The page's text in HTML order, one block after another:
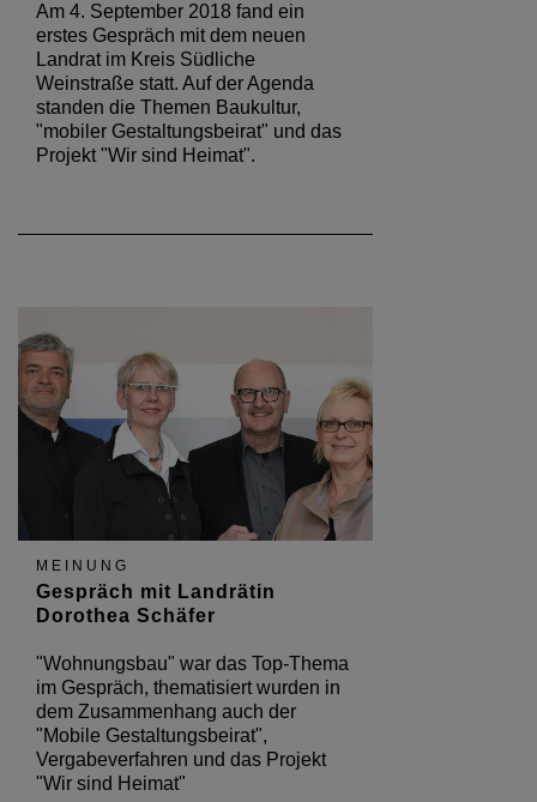
Am 4. September 2018 fand ein
erstes Gespräch mit dem neuen
Landrat im Kreis Südliche
Weinstraße statt. Auf der Agenda
standen die Themen Baukultur,
"mobiler Gestaltungsbeirat" und das
Projekt "Wir sind Heimat".
MEINUNG
Gespräch mit Landrätin
Dorothea Schäfer
"Wohnungsbau" war das Top-Thema
im Gespräch, thematisiert wurden in
dem Zusammenhang auch der
"Mobile Gestaltungsbeirat",
Vergabeverfahren und das Projekt
"Wir sind Heimat"